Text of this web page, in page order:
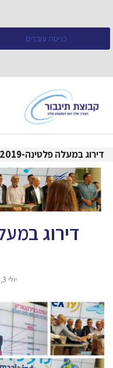
כניסת עובדים
דירוג במעלה פלטינה-2019
דירוג
יולי 3, 2019